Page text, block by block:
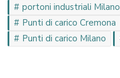
portoni industriali Milano
Punti di carico Cremona
Punti di carico Milano